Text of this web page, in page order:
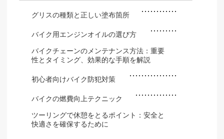
グリスの種類と正しい塗布箇所
バイク用エンジンオイルの選び方
バイクチェーンのメンテナンス方法：重要
性とタイミング、効果的な手順を解説
初心者向けバイク防犯対策
バイクの燃費向上テクニック
ツーリングで休憩をとるポイント：安全と
快適さを確保するために